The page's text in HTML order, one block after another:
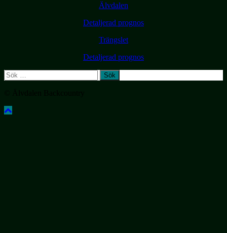
Älvdalen
Detaljerad prognos
Trängslet
Detaljerad prognos
Sök
efter: